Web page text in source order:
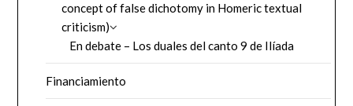
concept of false dichotomy in Homeric textual
criticism)
En debate – Los duales del canto 9 de Ilíada
Financiamiento